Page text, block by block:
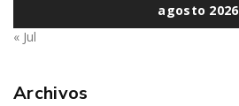
agosto 2026
« Jul
Archivos